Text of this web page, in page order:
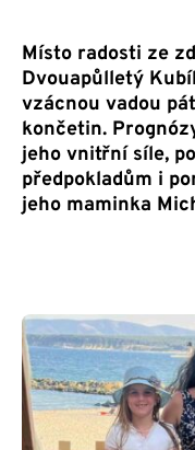
Místo radosti ze
Dvouapůlletý
vzácnou vadou
končetin.
jeho vnitřní síle,
předpokladům i
jeho maminka